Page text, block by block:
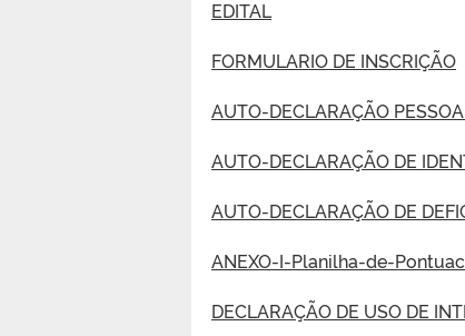
EDITAL
FORMULARIO DE INSCRIÇÃO
AUTO-DECLARAÇÃO
AUTO-DECLARAÇÃO DE
AUTO-DECLARAÇÃO DE
ANEXO-I-Planilha-de-
DECLARAÇÃO DE USO DE